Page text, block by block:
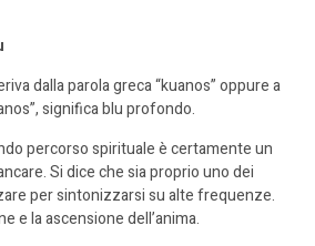
dalla parola greca “kuanos” oppure a
significa blu profondo.
percorso spirituale è certamente un
Si dice che sia proprio uno dei
per sintonizzarsi su alte frequenze.
e la ascensione dell’anima.